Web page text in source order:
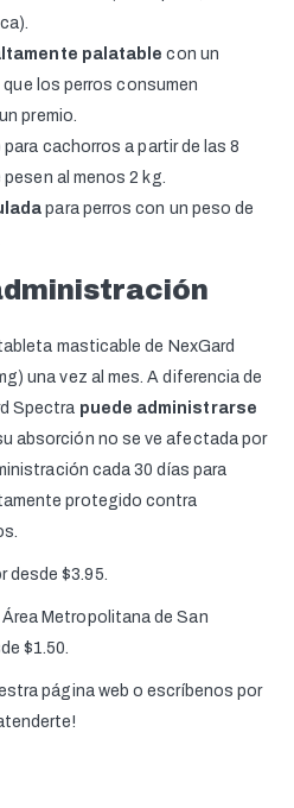
palatable con un
los perros consumen
premio.
para cachorros a partir de las 8
al menos 2 kg.
para perros con un peso de
masticable de NexGard
una vez al mes. A diferencia de
Spectra puede administrarse
su absorción no se ve afectada por
cada 30 días para
protegido contra
desde $3.95.
Metropolitana de San
$1.50.
página web o escríbenos por